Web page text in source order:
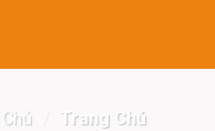
Trang Chủ